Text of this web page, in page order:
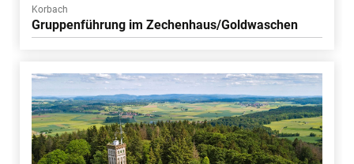
Korbach
Gruppenführung im Zechenhaus/Goldwaschen